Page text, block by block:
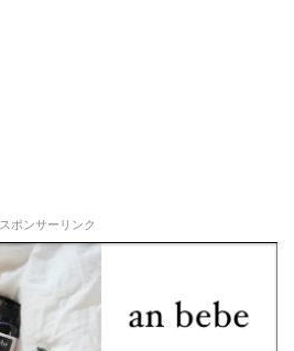
スポンサーリンク